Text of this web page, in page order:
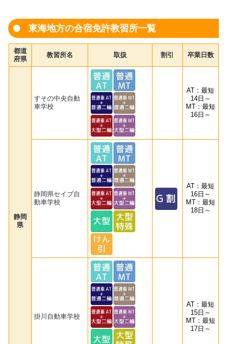
東海地方の合宿免許教習所一覧
都道
府県
教習所名 取扱 割引 卒業日数
静岡
県
すその中央自動
車学校
AT：最短
14日～
MT：最短
16日～
静岡県セイブ自
動車学校
AT：最短
16日～
MT：最短
18日～
掛川自動車学校
AT：最短
15日～
MT：最短
17日～